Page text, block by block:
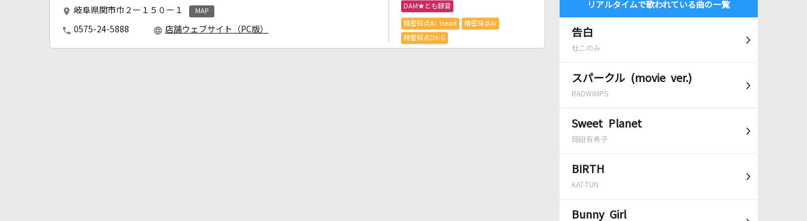
リアルタイムで歌われている曲の一覧
告白
杜このみ
スパークル (movie ver.)
RADWIMPS
Sweet Planet
岡田有希子
BIRTH
KAT-TUN
Bunny Girl
岐阜県関市巾２ー１５０ー１ MAP
0575-24-5888 店舗ウェブサイト（PC版）
DAM★とも録音
精密採点Ai Heart 精密採点Ai
精密採点DX-G